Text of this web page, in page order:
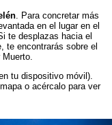
. Para concretar más
en el lugar en el
te desplazas hacia el
te encontrarás sobre el
tu dispositivo móvil).
mapa o acércalo para ver